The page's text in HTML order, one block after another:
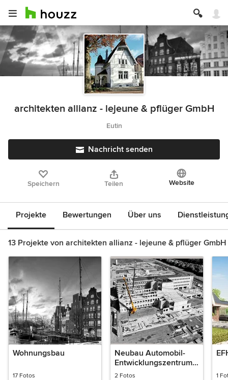
architekten allianz - lejeune & pflüger GmbH
Eutin
Nachricht senden
Speichern Teilen Website
Projekte Bewertungen Über uns
13 Projekte von architekten allianz - lejeune & pflüger GmbH
Wohnungsbau
17 Fotos
Neubau Automobil-
Entwicklungszentrum
Wolfsburg
2 Fotos 1